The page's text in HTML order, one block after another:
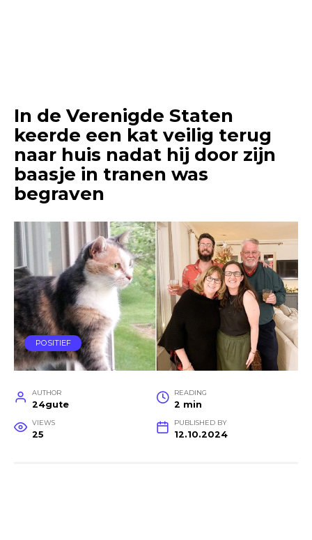
In de Verenigde Staten
keerde een kat veilig terug
naar huis nadat hij door zijn
baasje in tranen was
begraven
POSITIEF
AUTHOR
24gute
READING
2 min
VIEWS
25
PUBLISHED BY
12.10.2024